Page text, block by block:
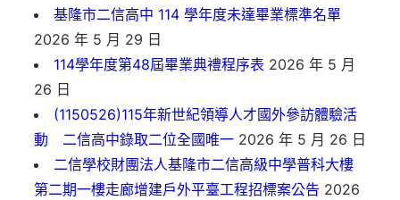
基隆市二信高中 114 學年度未達畢業標準名單
2026 年 5 月 29 日
114學年度第48屆畢業典禮程序表 2026 年 5 月
26 日
(1150526)115年新世紀領導人才國外參訪體驗活
動 二信高中錄取二位全國唯一 2026 年 5 月 26 日
二信學校財團法人基隆市二信高級中學普科大樓
第二期一樓走廊增建戶外平臺工程招標案公告 2026